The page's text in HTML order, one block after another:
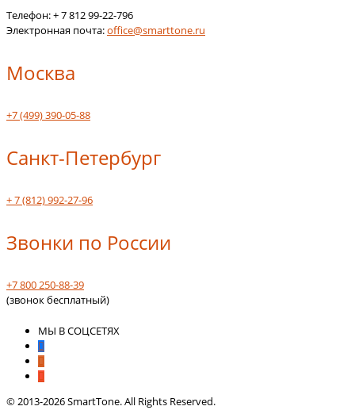
Телефон:+ 7 812 99-22-796
Электронная почта:office@smarttone.ru
Москва
+7 (499) 390-05-88
Санкт-Петербург
+ 7 (812) 992-27-96
Звонки по России
+7 800 250-88-39
(звонок бесплатный)
МЫ В СОЦСЕТЯХ
© 2013-2026 SmartTone. All Rights Reserved.